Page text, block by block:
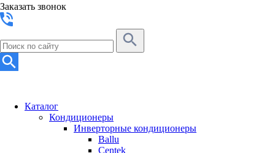
Заказать звонок
Каталог
Кондиционеры
Инверторные кондиционеры
Ballu
Centek